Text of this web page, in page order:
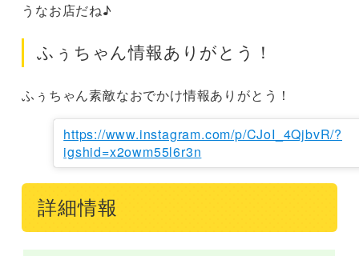
うなお店だね♪
ふぅちゃん情報ありがとう！
ふぅちゃん素敵なおでかけ情報ありがとう！
https://www.instagram.com/p/CJoI_4QjbvR/?
igshid=x2owm55l6r3n
詳細情報